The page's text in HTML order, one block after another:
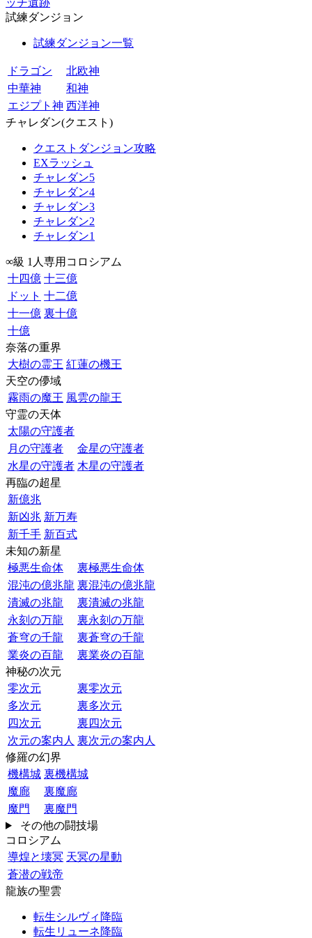
ッチ遺跡
試練ダンジョン
試練ダンジョン一覧
ドラゴン
北欧神
中華神
和神
エジプト神 西洋神
チャレダン(クエスト)
クエストダンジョン攻略
EXラッシュ
チャレダン5
チャレダン4
チャレダン3
チャレダン2
チャレダン1
∞級 1人専用コロシアム
十四億 十三億
ドット 十二億
十一億 裏十億
十億
奈落の重界
大樹の霊王 紅蓮の機王
天空の儚域
霧雨の魔王 風雲の龍王
守霊の天体
太陽の守護者
月の守護者
金星の守護者
水星の守護者 木星の守護者
再臨の超星
新億兆
新凶兆 新万寿
新千手 新百式
未知の新星
極悪生命体
裏極悪生命体
混沌の億兆龍 裏混沌の億兆龍
潰滅の兆龍
裏潰滅の兆龍
永刻の万龍
裏永刻の万龍
蒼穹の千龍
裏蒼穹の千龍
業炎の百龍
裏業炎の百龍
神秘の次元
零次元
裏零次元
多次元
裏多次元
四次元
裏四次元
次元の案内人 裏次元の案内人
修羅の幻界
機構城 裏機構城
魔廊
裏魔廊
魔門
裏魔門
その他の闘技場
コロシアム
導煌と壊冥 天冥の星動
蒼潜の戦帝
龍族の聖雲
転生シルヴィ降臨
転生リューネ降臨